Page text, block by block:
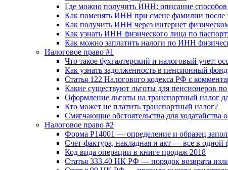
Где можно получить ИНН: описание
Как поменять ИНН при смене фамилии после
Как получить ИНН через интернет
Как узнать ИНН физического лица по
Как можно заплатить налоги по ИНН
Налоговое право #1
Что такое бухгалтерский и налоговый учет:
Как узнать задолженность в пенсионный
Статья 122 Налогового кодекса РФ с
Какие существуют льготы для пенсионеров
Оформление льготы на транспортный налог
Кто может не платить транспортный налог?
Смягчающие обстоятельства для
Налоговое право #2
Форма Р14001 — определение и образец
Счет-фактура, накладная и акт — все в
Код вида операции в книге продаж 2018
Статья 333.40 НК РФ — порядок возврата